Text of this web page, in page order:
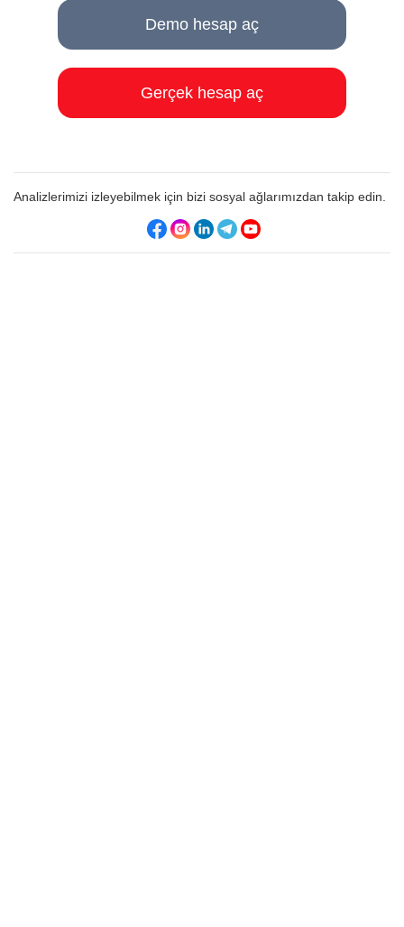
Demo hesap aç
Gerçek hesap aç
Analizlerimizi izleyebilmek için bizi sosyal ağlarımızdan takip edin.